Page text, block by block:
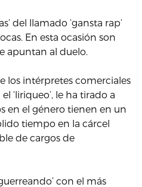
del llamado ‘gansta rap’
En esta ocasión son
apuntan al duelo.
los intérpretes comerciales
‘liriqueo’, le ha tirado a
en el género tienen en un
tiempo en la cárcel
de cargos de
con el más